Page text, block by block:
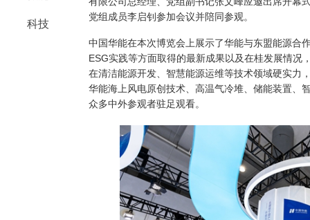
科技
党组成员李启钊参加会议并陪同参观。
中国华能在本次博览会上展示了华能与东盟能源合
ESG实践等方面取得的最新成果以及在桂发展情况
在清洁能源开发、智慧能源运维等技术领域硬实力
华能海上风电原创技术、高温气冷堆、储能装置、
众多中外参观者驻足观看。